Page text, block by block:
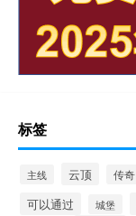
标签
主线 云顶 传奇
可以通过 城堡